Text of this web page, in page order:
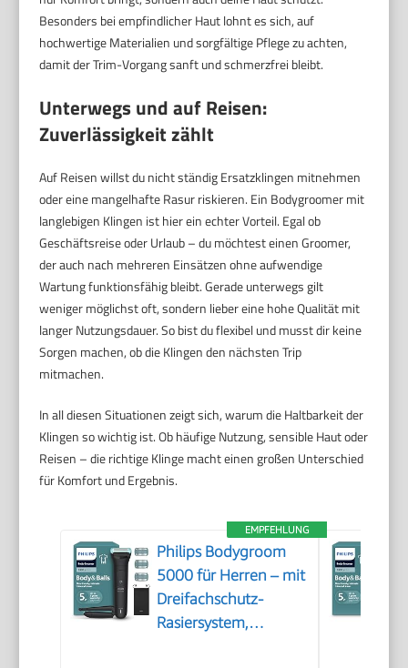
Besonders bei empfindlicher Haut lohnt es sich, auf
hochwertige Materialien und sorgfältige Pflege zu achten,
damit der Trim-Vorgang sanft und schmerzfrei bleibt.
Unterwegs und auf Reisen:
Zuverlässigkeit zählt
Auf Reisen willst du nicht ständig Ersatzklingen mitnehmen
oder eine mangelhafte Rasur riskieren. Ein Bodygroomer mit
langlebigen Klingen ist hier ein echter Vorteil. Egal ob
Geschäftsreise oder Urlaub – du möchtest einen Groomer,
der auch nach mehreren Einsätzen ohne aufwendige
Wartung funktionsfähig bleibt. Gerade unterwegs gilt
weniger möglichst oft, sondern lieber eine hohe Qualität mit
langer Nutzungsdauer. So bist du flexibel und musst dir keine
Sorgen machen, ob die Klingen den nächsten Trip
mitmachen.
In all diesen Situationen zeigt sich, warum die Haltbarkeit der
Klingen so wichtig ist. Ob häufige Nutzung, sensible Haut oder
Reisen – die richtige Klinge macht einen großen Unterschied
für Komfort und Ergebnis.
EMPFEHLUNG
Philips Bodygroom
5000 für Herren – mit
Dreifachschutz-
Rasiersystem,